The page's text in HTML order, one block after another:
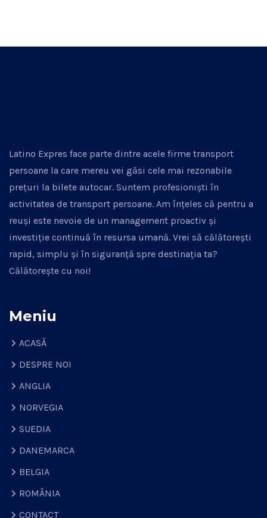
Latino Expres face parte dintre acele firme transport
persoane la care mereu vei găsi cele mai rezonabile
prețuri la bilete autocar. Suntem profesioniști în
activitatea de transport persoane. Am înțeles că pentru a
reuși este nevoie de un management proactiv și
investiție continuă în resursa umană. Vrei să călătorești
rapid, simplu și în siguranță spre destinația ta?
Călătorește cu noi!
Meniu
ACASĂ
DESPRE NOI
ANGLIA
NORVEGIA
SUEDIA
DANEMARCA
BELGIA
ROMÂNIA
CONTACT